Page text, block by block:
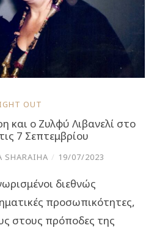
OUT
ο Ζυλφύ Λιβανελί στο
7 Σεπτεμβρίου
SHARAIHA / 19/07/2023
διεθνώς
προσωπικότητες,
στους πρόποδες της